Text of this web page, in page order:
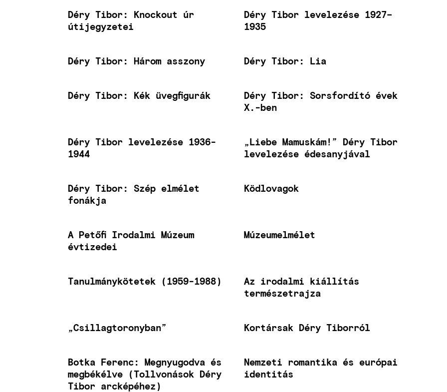
Déry Tibor: Knockout úr
útijegyzetei
Déry Tibor levelezése 1927–
1935
Déry Tibor: Három asszony Déry Tibor: Lia
Déry Tibor: Kék üvegfigurák
Déry Tibor: Sorsfordító évek
X.-ben
Déry Tibor levelezése 1936-
1944
„Liebe Mamuskám!” Déry Tibor
levelezése édesanyjával
Déry Tibor: Szép elmélet
fonákja
Ködlovagok
A Petőfi Irodalmi Múzeum
évtizedei
Múzeumelmélet
Tanulmánykötetek (1959-1988)
Az irodalmi kiállítás
természetrajza
„Csillagtoronyban” Kortársak Déry Tiborról
Botka Ferenc: Megnyugodva és
megbékélve (Tollvonások Déry
Tibor arcképéhez)
Nemzeti romantika és európai
identitás